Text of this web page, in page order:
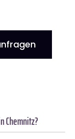
Chemnitz?